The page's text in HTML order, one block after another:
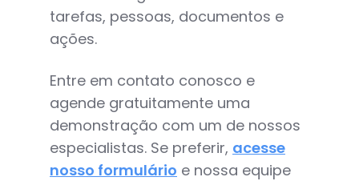
tarefas, pessoas, documentos e
ações.
Entre em contato conosco e
agende gratuitamente uma
demonstração com um de nossos
especialistas. Se preferir, acesse
nosso formulário e nossa equipe